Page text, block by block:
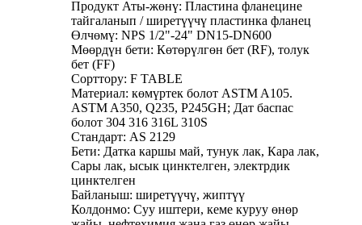
Продукт Аты-жөнү: Пластина фланецине
тайгаланып / ширетүүчү пластинка фланец
Өлчөмү: NPS 1/2"-24" DN15-DN600
Мөөрдүн бети: Көтөрүлгөн бет (RF), толук
бет (FF)
Сорттору: F TABLE
Материал: көмүртек болот ASTM A105.
ASTM A350, Q235, P245GH; Дат баспас
болот 304 316 316L 310S
Стандарт: AS 2129
Бети: Датка каршы май, тунук лак, Кара лак,
Сары лак, ысык цинктелген, электрдик
цинктелген
Байланыш: ширетүүчү, жиптүү
Колдонмо: Суу иштери, кеме куруу өнөр